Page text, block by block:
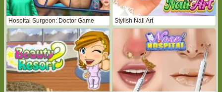
Hospital Surgeon: Doctor Game Stylish Nail Art